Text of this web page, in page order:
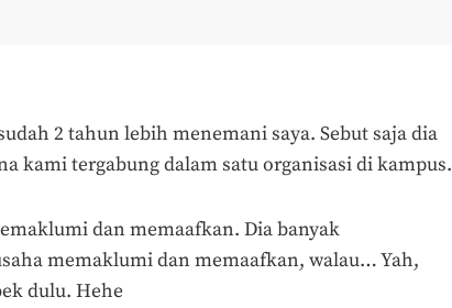
2 tahun lebih menemani saya. Sebut saja dia
kami tergabung dalam satu organisasi di kampus.
dan memaafkan. Dia banyak
memaklumi dan memaafkan, walau… Yah,
dulu. Hehe